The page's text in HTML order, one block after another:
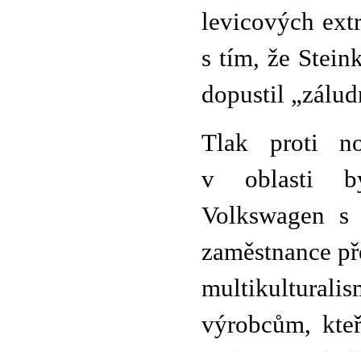
levicových
s tím, že
dopustil
Tlak proti
v oblasti
Volkswagen
zaměstnance
výrobcům,